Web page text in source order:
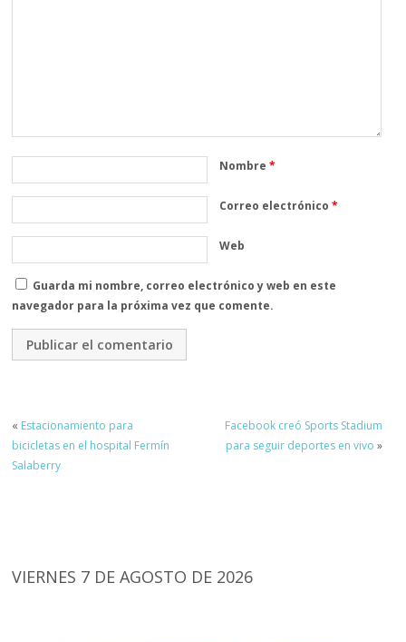
Nombre*
Correo electrónico*
Web
Guarda mi nombre, correo electrónico y web en este
navegador para la próxima vez que comente.
« Estacionamiento para
bicicletas en el hospital Fermín
Salaberry
Facebook creó Sports Stadium
para seguir deportes en vivo »
VIERNES 7 DE AGOSTO DE 2026